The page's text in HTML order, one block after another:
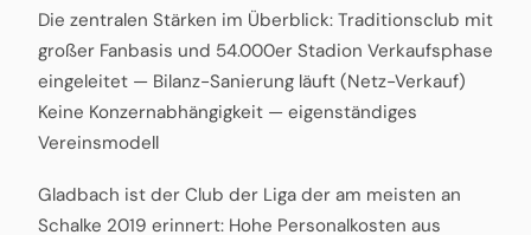
Die zentralen Stärken im Überblick: Traditionsclub mit
großer Fanbasis und 54.000er Stadion Verkaufsphase
eingeleitet — Bilanz-Sanierung läuft (Netz-Verkauf)
Keine Konzernabhängigkeit — eigenständiges
Vereinsmodell
Gladbach ist der Club der Liga der am meisten an
Schalke 2019 erinnert: Hohe Personalkosten aus